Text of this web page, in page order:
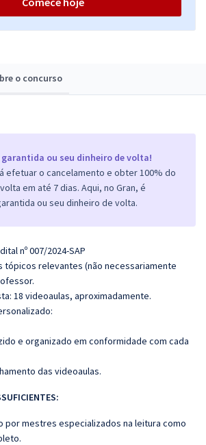
o concurso
ou seu dinheiro de volta!
efetuar o cancelamento e obter 100% do
em até 7 dias. Aqui, no Gran, é
ou seu dinheiro de volta.
nº 007/2024-SAP
tópicos relevantes (não necessariamente
18 videoaulas, aproximadamente.
e organizado em conformidade com cada
das videoaulas.
FICIENTES:
por mestres especializados na leitura como